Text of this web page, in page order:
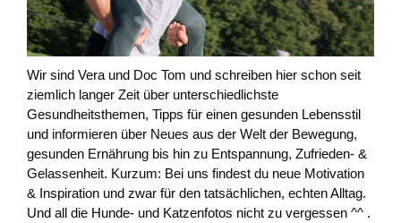
Wir sind Vera und Doc Tom und schreiben hier schon seit
ziemlich langer Zeit über unterschiedlichste
Gesundheitsthemen, Tipps für einen gesunden Lebensstil
und informieren über Neues aus der Welt der Bewegung,
gesunden Ernährung bis hin zu Entspannung, Zufrieden- &
Gelassenheit. Kurzum: Bei uns findest du neue Motivation
& Inspiration und zwar für den tatsächlichen, echten Alltag.
Und all die Hunde- und Katzenfotos nicht zu vergessen ^^ .